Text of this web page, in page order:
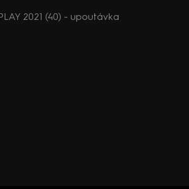
2021 (40) - upoutávka